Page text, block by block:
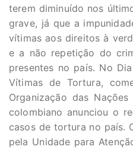
terem diminuído nos
grave, já que a
vítimas aos direitos à
e a não repetição do
presentes no país. No
Vítimas de Tortura,
Organização das
colombiano anunciou o
casos de tortura no país.
pela Unidade para